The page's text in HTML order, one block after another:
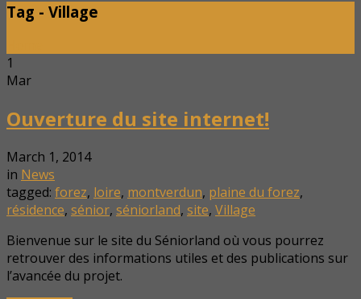
Tag - Village
1
Mar
Ouverture du site internet!
March 1, 2014
in News
tagged: forez, loire, montverdun, plaine du forez,
résidence, sénior, séniorland, site, Village
Bienvenue sur le site du Séniorland où vous pourrez
retrouver des informations utiles et des publications sur
l’avancée du projet.